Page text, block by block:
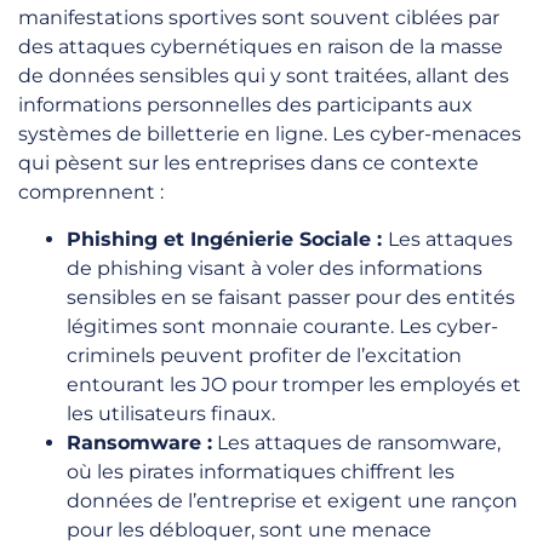
manifestations sportives sont souvent ciblées par
des attaques cybernétiques en raison de la masse
de données sensibles qui y sont traitées, allant des
informations personnelles des participants aux
systèmes de billetterie en ligne. Les cyber-menaces
qui pèsent sur les entreprises dans ce contexte
comprennent :
Phishing et Ingénierie Sociale : Les attaques
de phishing visant à voler des informations
sensibles en se faisant passer pour des entités
légitimes sont monnaie courante. Les cyber-
criminels peuvent profiter de l’excitation
entourant les JO pour tromper les employés et
les utilisateurs finaux.
Ransomware : Les attaques de ransomware,
où les pirates informatiques chiffrent les
données de l’entreprise et exigent une rançon
pour les débloquer, sont une menace